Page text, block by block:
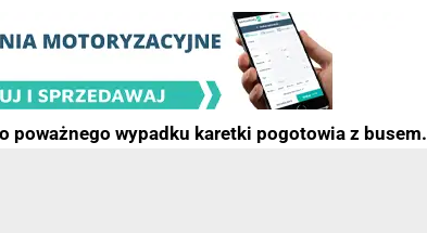
poważnego wypadku karetki pogotowia z busem.